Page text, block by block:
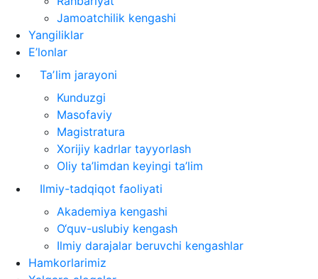
Jamoatchilik kengashi
Yangiliklar
E’lonlar
Taʼlim jarayoni
Kunduzgi
Masofaviy
Magistratura
Xorijiy kadrlar tayyorlash
Oliy ta’limdan keyingi ta’lim
Ilmiy-tadqiqot faoliyati
Akademiya kengashi
O‘quv-uslubiy kengash
Ilmiy darajalar beruvchi kengashlar
Hamkorlarimiz